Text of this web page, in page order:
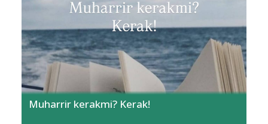
Muharrir kerakmi? Kerak!